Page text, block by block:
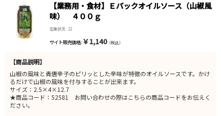
【業務用・食材】Ｅパックオイルソース（山椒風
味） ４００ｇ
在庫状況 : 22
サイト販売価格 : ￥1,140（税込）
【商品説明】
山椒の風味と青唐辛子のピリッとした辛味が特徴のオイルソースです。かけ
るだけで山椒の風味を付与することが出来ます。
サイズ：2.5×4×12.7
★商品コード：52581 お問い合わせの際はこちらの商品コードをお伝えく
ださい。